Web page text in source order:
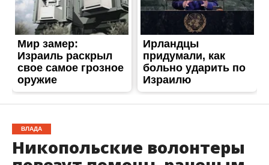
ВЛАДА
Никопольские волонтеры